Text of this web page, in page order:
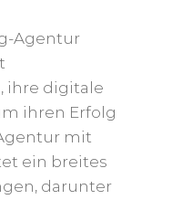
Agentur
ihre digitale
ihren Erfolg
mit
ein breites
darunter